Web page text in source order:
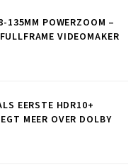
135MM POWERZOOM –
VIDEOMAKER
EERSTE HDR10+
MEER OVER DOLBY